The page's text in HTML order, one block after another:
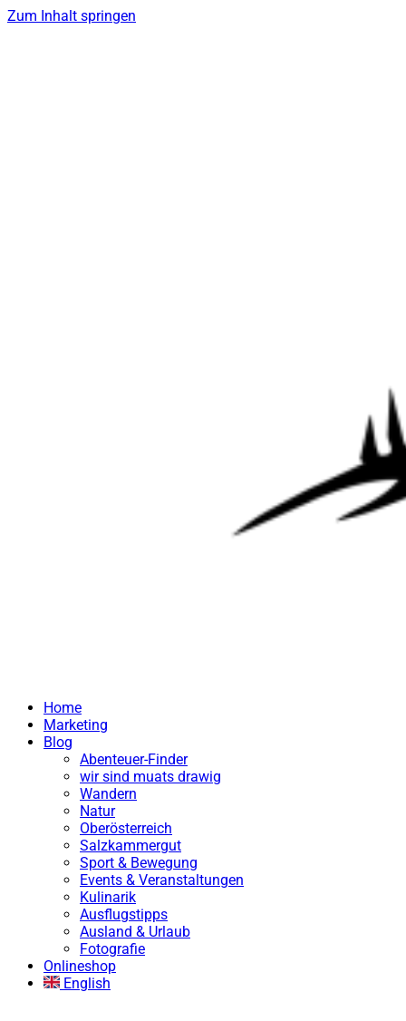
Zum Inhalt springen
Home
Marketing
Blog
Abenteuer-Finder
wir sind muats drawig
Wandern
Natur
Oberösterreich
Salzkammergut
Sport & Bewegung
Events & Veranstaltungen
Kulinarik
Ausflugstipps
Ausland & Urlaub
Fotografie
Onlineshop
English